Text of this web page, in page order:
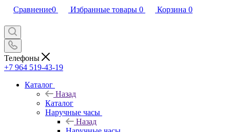
Сравнение0 Избранные товары 0 Корзина 0
Телефоны
+7 964 519-43-19
Каталог
Назад
Каталог
Наручные часы
Назад